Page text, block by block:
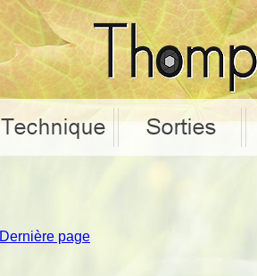
Dernière page